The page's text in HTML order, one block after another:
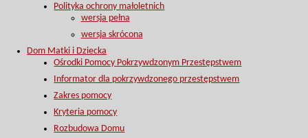
Polityka ochrony małoletnich
wersja pełna
wersja skrócona
Dom Matki i Dziecka
Ośrodki Pomocy Pokrzywdzonym Przestępstwem
Informator dla pokrzywdzonego przestępstwem
Zakres pomocy
Kryteria pomocy
Rozbudowa Domu